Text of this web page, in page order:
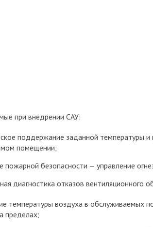
при внедрении САУ:
поддержание заданной температуры и
помещении;
пожарной безопасности — управление
диагностика отказов вентиляционного
температуры воздуха в обслуживаемых
пределах;